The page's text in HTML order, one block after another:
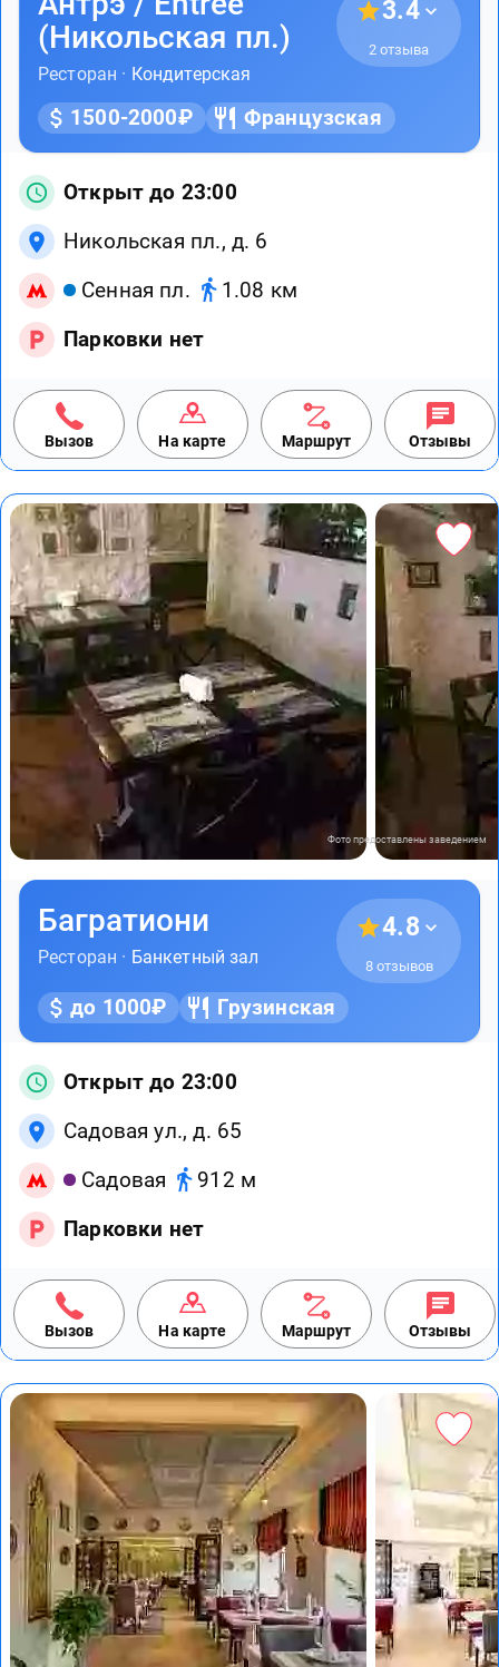
(Никольская пл.)
Ресторан · Кондитерская
3.4
2 отзыва
1500-2000₽ Французская
Открыт до 23:00
Никольская пл., д. 6
Сенная пл.
1.08 км
Парковки нет
Вызов На карте Маршрут Отзывы
Фото предоставлены заведением
Багратиони
Ресторан · Банкетный зал
4.8
8 отзывов
до 1000₽ Грузинская
Открыт до 23:00
Садовая ул., д. 65
Садовая
912 м
Парковки нет
Вызов На карте Маршрут Отзывы